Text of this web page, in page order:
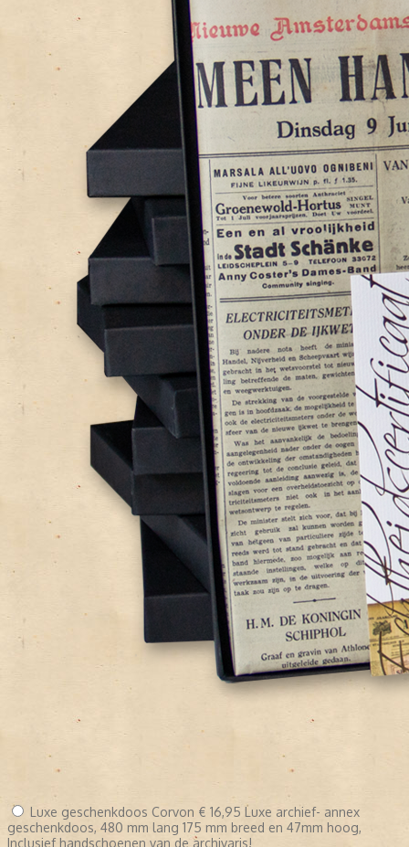
Luxe geschenkdoos Corvon € 16,95 Luxe archief- annex
geschenkdoos, 480 mm lang 175 mm breed en 47mm hoog,
Inclusief handschoenen van de archivaris!